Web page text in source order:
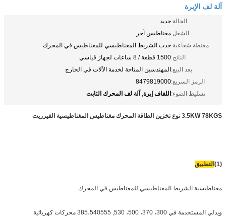
آلة لف الإبرة
الحالة:جديد
الشغل:مغناطيس آخر
مغنطة شعاعية:جذب الشريط المغناطيسي للمغناطيس في المحرك
الناتج:1500 قطعة / 8 ساعات لجهاز قياسي
بعد البيع:المهندسين المتاحة لخدمة الآلات في الخارج
الرمز السريع:8479819000
تسليط الضوء:اللفاف إبرة, آلة لف المحرك الثابت
3.5KW 78KGS نوع تخزين الطاقة المحرك مغناطيس المغناطيسية الفيرريت
(1) التطبيق
مغناطيسية الشريط المغناطيسي للمغناطيس في المحرك
ويدلي المستخدمة في 300، 370، 500، 530, 385،540555 محركات كهربائية